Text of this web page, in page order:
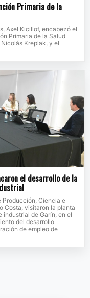
Primaria de la
Axel Kicillof, encabezó el
Primaria de la Salud
Kreplak, y el
el desarrollo de la
Producción, Ciencia e
Costa, visitaron la planta
de Garín, en el
del desarrollo
de empleo de